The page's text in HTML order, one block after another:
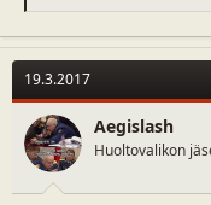
e
c
t
i
o
n
s
:
19.3.2017
Aegislash
Huoltovalikon